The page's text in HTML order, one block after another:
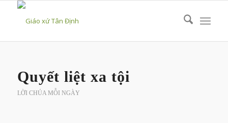
Quyết liệt xa tội
LỜI CHÚA MỖI NGÀY